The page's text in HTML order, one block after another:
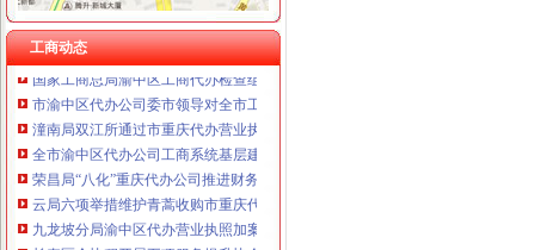
工商动态
巴南局认真抓好新《公司法》的渝中区工商代办贯彻实施
江北局四项措施加种子市渝中区代办营业执照场监管保护春耕播种
国家工商总局渝中区工商代办检查组检查大足局行政执法工作
市渝中区代办公司委市领导对全市工商行政管理工作作出重要批示
潼南局双江所通过市重庆代办营业执照级精文明单位复评
全市渝中区代办公司工商系统基层建设工作呈现五大点
荣昌局“八化”重庆代办公司推进财务工作制度化规范化
云局六项举措维护青蒿收购市重庆代办营业执照场秩序
九龙坡分局渝中区代办营业执照加案件监督显成效
长寿区个协积开展五项服务提升协会凝聚力